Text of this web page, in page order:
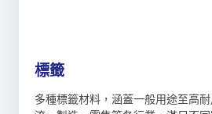
標籤
多種標籤材料，涵蓋一般用途至高